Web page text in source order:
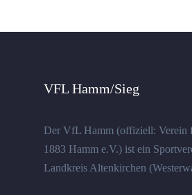
VFL Hamm/Sieg
Der VfL Hamm (offiziell: Verein
1883 Hamm e.V.) ist ein
Landkreis Altenkirchen